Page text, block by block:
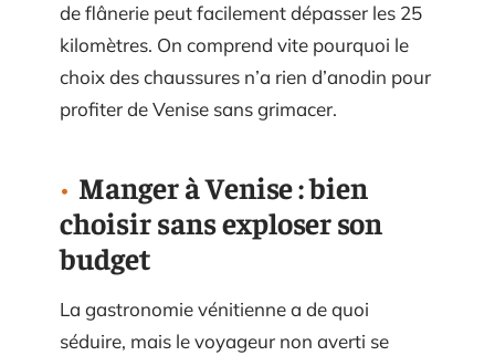
de flânerie peut facilement dépasser les 25
kilomètres. On comprend vite pourquoi le
choix des chaussures n’a rien d’anodin pour
profiter de Venise sans grimacer.
Manger à Venise : bien
choisir sans exploser son
budget
La gastronomie vénitienne a de quoi
séduire, mais le voyageur non averti se